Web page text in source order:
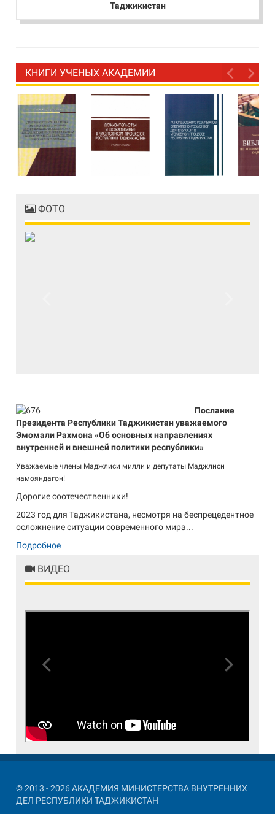
Таджикистан
КНИГИ УЧЕНЫХ АКАДЕМИИ
ФОТО
Послание
Президента Республики Таджикистан уважаемого
Эмомали Рахмона «Об основных направлениях
внутренней и внешней политики республики»
Уважаемые члены Маджлиси милли и депутаты Маджлиси
намояндагон!
Дорогие соотечественники!
2023 год для Таджикистана, несмотря на беспрецедентное
осложнение ситуации современного мира...
Подробное
ВИДЕО
© 2013 - 2026 АКАДЕМИЯ МИНИСТЕРСТВА ВНУТРЕННИХ
ДЕЛ РЕСПУБЛИКИ ТАДЖИКИСТАН